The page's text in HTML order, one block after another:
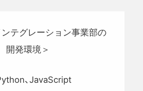
テグレーション事業部の
開発環境＞
、JavaScript